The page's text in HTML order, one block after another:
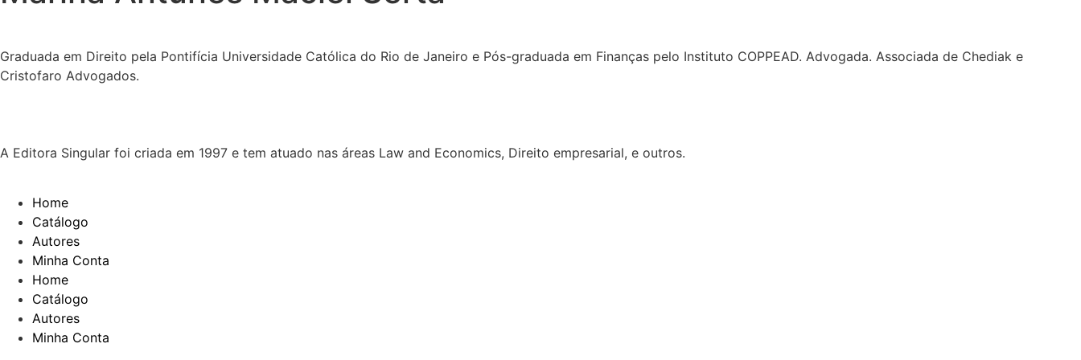
Graduada em Direito pela Pontifícia Universidade Católica do Rio de Janeiro e Pós-graduada em Finanças pelo Instituto COPPEAD. Advogada. Associada de Chediak e
Cristofaro Advogados.
A Editora Singular foi criada em 1997 e tem atuado nas áreas Law and Economics, Direito empresarial, e outros.
Home
Catálogo
Autores
Minha Conta
Home
Catálogo
Autores
Minha Conta